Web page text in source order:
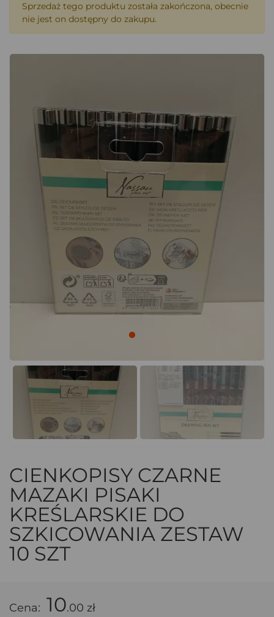
Sprzedaż tego produktu została zakończona, obecnie
nie jest on dostępny do zakupu.
CIENKOPISY CZARNE
MAZAKI PISAKI
KREŚLARSKIE DO
SZKICOWANIA ZESTAW
10 SZT
Cena: 10.00 zł